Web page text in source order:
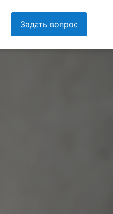
Задать вопрос